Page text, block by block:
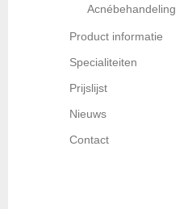
Acnébehandeling
Product informatie
Specialiteiten
Prijslijst
Nieuws
Contact